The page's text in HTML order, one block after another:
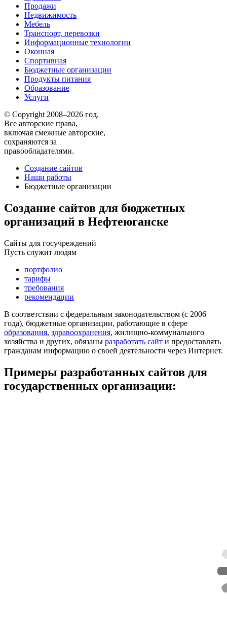
Продажи
Недвижимость
Мебель
Транспорт, перевозки
Информационные технологии
Оконная
Спортивная
Бюджетные организации
Продукты питания
Образование
Услуги
© Copyright 2008–2026 год.
Все авторские права,
включая смежные авторские,
сохраняются за
правообладателями.
Создание сайтов
Наши работы
Бюджетные организации
Создание сайтов для бюджетных
организаций в Нефтеюганске
Сайты для госучреждений
Пусть служит людям
портфолио
тарифы
требования
рекомендации
В соответствии с федеральным законодательством (с 2006
года), бюджетные организации, работающие в сфере
образования, здравоохранения, жилищно-коммунального
хозяйства и других, обязаны разработать сайт и предоставлять
гражданам информацию о своей деятельности через Интернет.
Примеры разработанных сайтов для
государственных организации: